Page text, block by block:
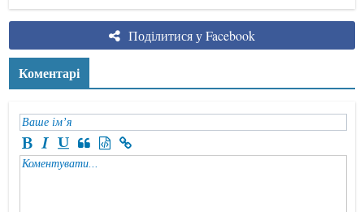
Поділитися у Facebook
Коментарі